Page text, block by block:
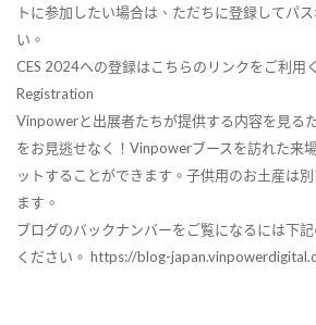
トに参加したい場合は、ただちに登録してパ
い。
CES 2024への登録はこちらのリンクをご利用
Registration
Vinpowerと出展者たちが提供する内容を見る
をお見逃せなく！Vinpowerブースを訪れた来
ットすることができます。子供用のお土産は
ます。
ブログのバックナンバーをご覧になるには下
ください。 https://blog-